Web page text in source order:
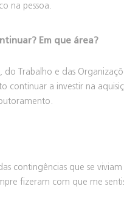
na pessoa.
Em que área?
Trabalho e das
a investir na
contingências que se
fizeram com que me